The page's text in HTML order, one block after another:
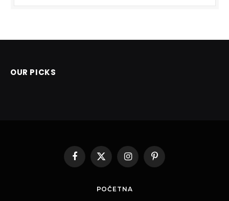
OUR PICKS
Facebook
X
(Twitter)
InstagramPinterest
POČETNA